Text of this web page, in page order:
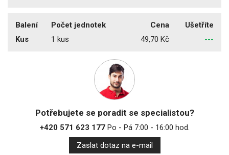
Balení Počet jednotek Cena
Ušetříte
Kus
1 kus 49,70 Kč ---
Potřebujete se poradit se specialistou?
+420 571 623 177Po - Pá 7:00 - 16:00 hod.
Zaslat dotaz na e-mail